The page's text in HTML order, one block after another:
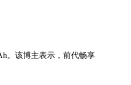
。该博主表示，前代畅享